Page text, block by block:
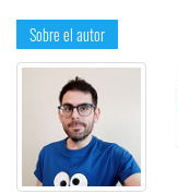
Sobre el autor